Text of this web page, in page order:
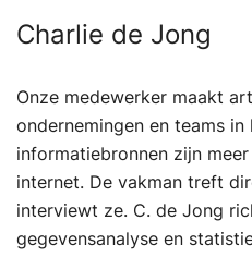
Charlie de Jong
Onze medewerker maakt
ondernemingen en teams in
informatiebronnen zijn
internet. De vakman treft
interviewt ze. C. de Jong
gegevensanalyse en